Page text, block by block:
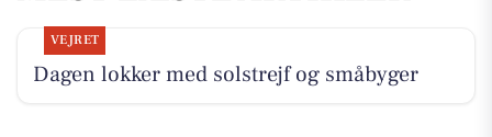
VEJRET
Dagen lokker med solstrejf og småbyger